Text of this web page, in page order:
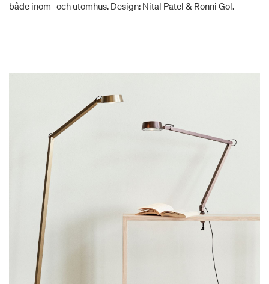
både inom- och utomhus. Design: Nital Patel & Ronni Gol.